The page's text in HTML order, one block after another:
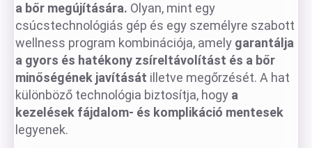
a bőr megújítására. Olyan, mint egy
csúcstechnológiás gép és egy személyre szabott
wellness program kombinációja, amely garantálja
a gyors és hatékony zsíreltávolítást és a bőr
minőségének javítását illetve megőrzését. A hat
különböző technológia biztosítja, hogy a
kezelések fájdalom- és komplikáció mentesek
legyenek.